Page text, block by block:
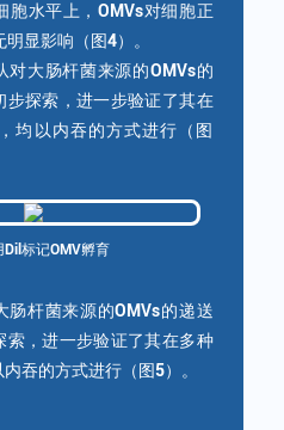
胞水平上，OMVs对细胞正
显影响（图4）。
对大肠杆菌来源的OMVs的
步探索，进一步验证了其在
均以内吞的方式进行（图
Dil标记OMV孵育
肠杆菌来源的OMVs的递送
索，进一步验证了其在多种
吞的方式进行（图5）。